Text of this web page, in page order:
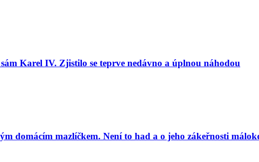
Karel IV. Zjistilo se teprve nedávno a úplnou náhodou
domácím mazlíčkem. Není to had a o jeho zákeřnosti